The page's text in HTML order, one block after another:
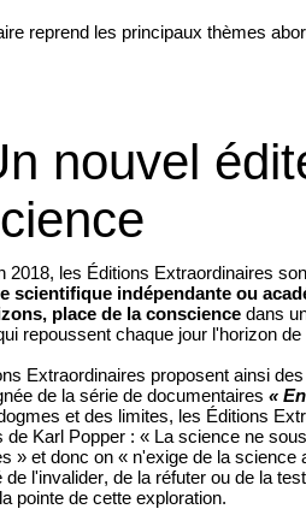
reprend les principaux thèmes
nouvel
2018, les Éditions Extraordinaires
scientifique indépendante ou
place de la conscience dans
repoussent chaque jour l'horizon
Extraordinaires proposent ainsi
de la série de documentaires«
et des limites, les Éditions
de Karl Popper : « La science ne
» et donc on « n'exige de la
de l'invalider, de la réfuter ou de la
pointe de cette exploration.